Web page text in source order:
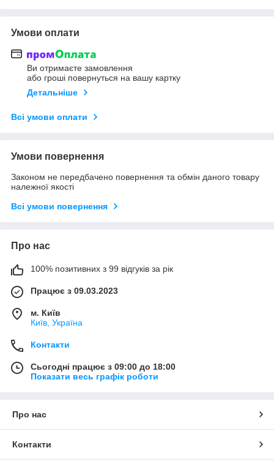
Умови оплати
Ви отримаєте замовлення
або гроші повернуться на вашу картку
Детальніше
Всі умови оплати
Умови повернення
Законом не передбачено повернення та обмін даного товару
належної якості
Всі умови повернення
Про нас
100% позитивних з 99 відгуків за рік
Працює з 09.03.2023
м. Київ
Київ, Україна
Контакти
Сьогодні працює з 09:00 до 18:00
Показати весь графік роботи
Про нас
Контакти